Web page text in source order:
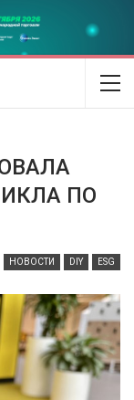
ПО
НОВОСТИ DIY ESG